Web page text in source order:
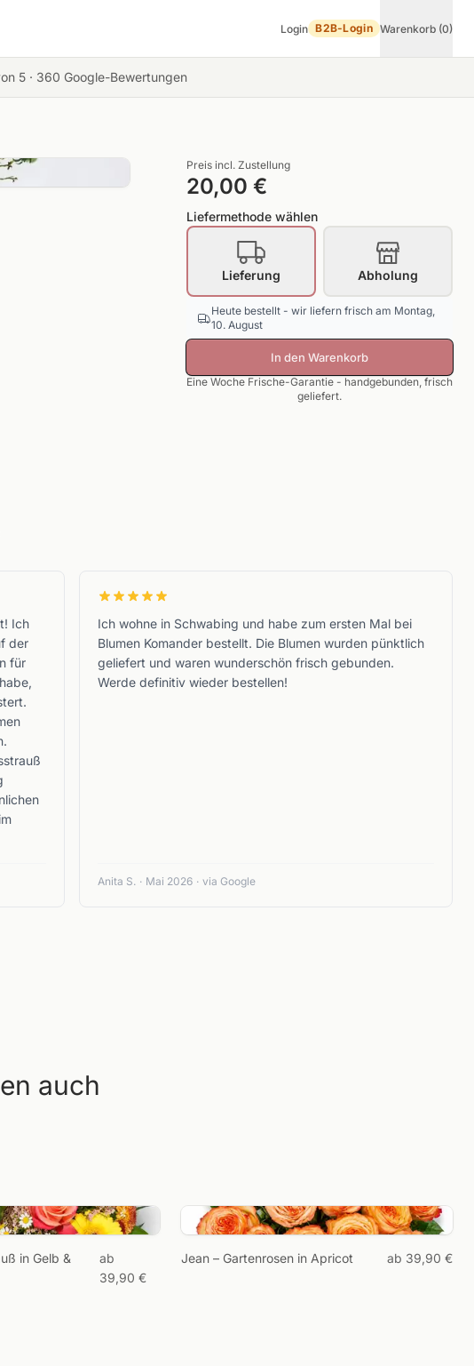
Login B2B-Login Warenkorb (0)
5 · 360 Google-Bewertungen
Preis incl. Zustellung
20,00 €
Liefermethode wählen
Lieferung Abholung
Heute bestellt - wir liefern frisch am Montag,
10. August
In den Warenkorb
Eine Woche Frische-Garantie - handgebunden, frisch
geliefert.
Ich
der
für
Ich wohne in Schwabing und habe zum ersten Mal bei
Blumen Komander bestellt. Die Blumen wurden pünktlich
geliefert und waren wunderschön frisch gebunden.
Werde definitiv wieder bestellen!
Anita S. · Mai 2026 · via Google
auch
in Gelb &
ab
39,90 €
Jean – Gartenrosen in Apricot ab 39,90 €